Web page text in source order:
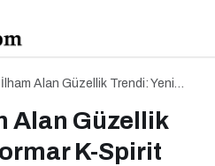
İlham Alan Güzellik Trendi: Yeni
Alan Güzellik
K-Spirit
Makyaj Sektör Raporu